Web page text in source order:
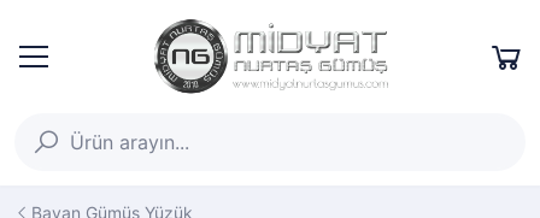
Bayan Gümüş Yüzük